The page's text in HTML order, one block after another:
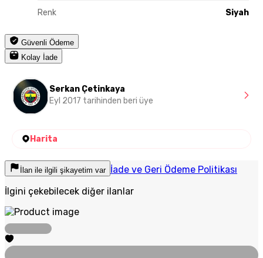
Renk Siyah
Güvenli Ödeme
Kolay İade
Serkan Çetinkaya
Eyl 2017 tarihinden beri üye
Harita
İlan ile ilgili şikayetim var İade ve Geri Ödeme Politikası
İlgini çekebilecek diğer ilanlar